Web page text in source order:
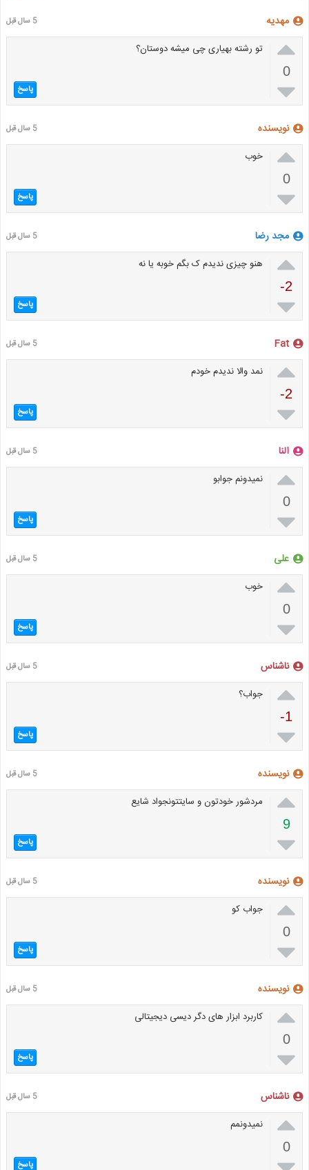
مهدیه 5 سال قبل

0

تو رشته بهیاری چی میشه دوستان؟
پاسخ
نویسنده 5 سال قبل

0

خوب
پاسخ
مجد رضا 5 سال قبل

-2

هنو چیزی ندیدم ک بگم خوبه یا نه
پاسخ
Fat 5 سال قبل

-2

نمد والا ندیدم خودم
پاسخ
النا 5 سال قبل

0

نمیدونم جوابو
پاسخ
علی 5 سال قبل

0

خوب
پاسخ
ناشناس 5 سال قبل

-1

جواب؟
پاسخ
نویسنده 5 سال قبل

9

مردشور خودتون و سایتتونجواد شایع
پاسخ
نویسنده 5 سال قبل

0

جواب کو
پاسخ
نویسنده 5 سال قبل

0

کاربرد ابزار های دگر دیسی دیجیتالی
پاسخ
ناشناس 5 سال قبل

0
نمیدونمم
پاسخ